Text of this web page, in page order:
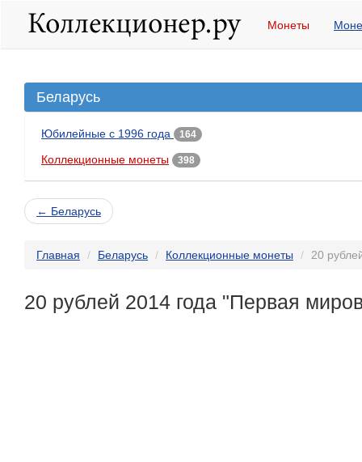
Монеты
Беларусь
Юбилейные с 1996 года 164
Коллекционные монеты 398
← Беларусь
Главная Беларусь Коллекционные монеты 20
20 рублей 2014 года "Первая